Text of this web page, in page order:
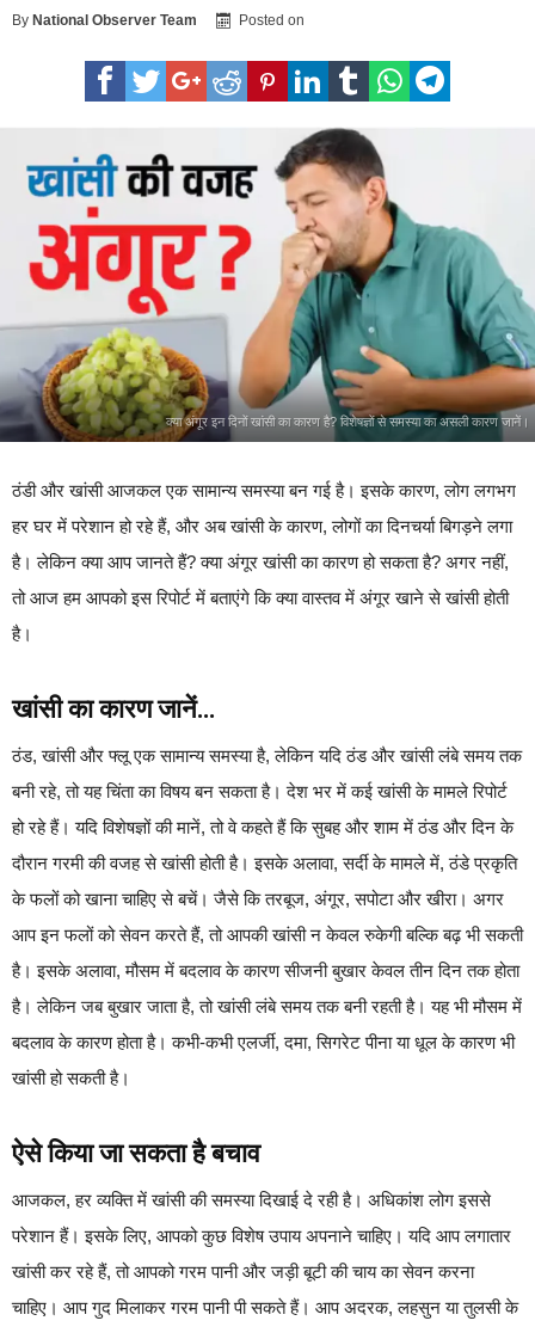
By National Observer Team Posted on
क्या अंगूर इन दिनों खांसी का कारण है? विशेषज्ञों से समस्या का असली कारण जानें।
ठंडी और खांसी आजकल एक सामान्य समस्या बन गई है। इसके कारण, लोग लगभग
हर घर में परेशान हो रहे हैं, और अब खांसी के कारण, लोगों का दिनचर्या बिगड़ने लगा
है। लेकिन क्या आप जानते हैं? क्या अंगूर खांसी का कारण हो सकता है? अगर नहीं,
तो आज हम आपको इस रिपोर्ट में बताएंगे कि क्या वास्तव में अंगूर खाने से खांसी होती
है।
खांसी का कारण जानें…
ठंड, खांसी और फ्लू एक सामान्य समस्या है, लेकिन यदि ठंड और खांसी लंबे समय तक
बनी रहे, तो यह चिंता का विषय बन सकता है। देश भर में कई खांसी के मामले रिपोर्ट
हो रहे हैं। यदि विशेषज्ञों की मानें, तो वे कहते हैं कि सुबह और शाम में ठंड और दिन के
दौरान गरमी की वजह से खांसी होती है। इसके अलावा, सर्दी के मामले में, ठंडे प्रकृति
के फलों को खाना चाहिए से बचें। जैसे कि तरबूज, अंगूर, सपोटा और खीरा। अगर
आप इन फलों को सेवन करते हैं, तो आपकी खांसी न केवल रुकेगी बल्कि बढ़ भी सकती
है। इसके अलावा, मौसम में बदलाव के कारण सीजनी बुखार केवल तीन दिन तक होता
है। लेकिन जब बुखार जाता है, तो खांसी लंबे समय तक बनी रहती है। यह भी मौसम में
बदलाव के कारण होता है। कभी-कभी एलर्जी, दमा, सिगरेट पीना या धूल के कारण भी
खांसी हो सकती है।
ऐसे किया जा सकता है बचाव
आजकल, हर व्यक्ति में खांसी की समस्या दिखाई दे रही है। अधिकांश लोग इससे
परेशान हैं। इसके लिए, आपको कुछ विशेष उपाय अपनाने चाहिए। यदि आप लगातार
खांसी कर रहे हैं, तो आपको गरम पानी और जड़ी बूटी की चाय का सेवन करना
चाहिए। आप गुद मिलाकर गरम पानी पी सकते हैं। आप अदरक, लहसुन या तुलसी के